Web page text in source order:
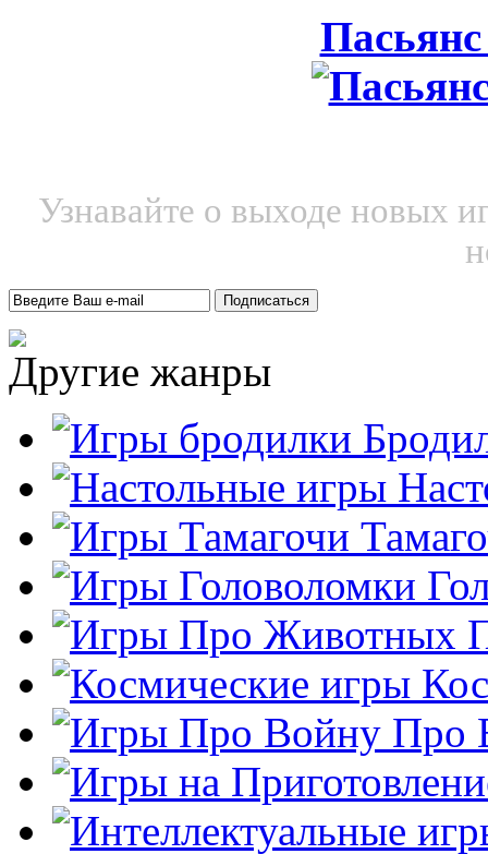
Узнавайте о выходе новых
Другие жанры
Про